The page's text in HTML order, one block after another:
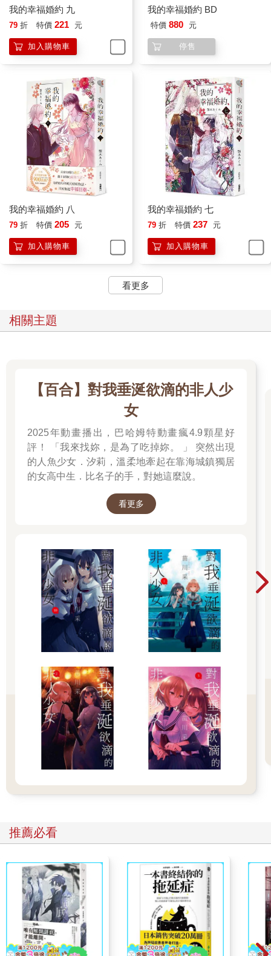
院子裡盛開著色彩鮮豔的夏季花卉。角落有對著太陽綻放的大朵
向日葵，沿著廊台擺放的數個盆栽，裡頭種的是藍色和紫色的牽
開心的斑斕色彩。
不過，實在是太熱了。用澆水壺替花草澆水後，土壤雖然會吸收
水分而變成較深的顏色，但沒多久又會變得乾燥。夏季的澆水量
真的難以拿捏。
（去年是怎麼做的呢……）
幾個月前，美世才剛冠上久堂這個夫姓。但這是她第二次在這個
家迎來夏季。
去年春天。
美世離開自己出生成長的齋森家，以嫁為人妻為目的來到這個
家。明明父母都是異能者，卻不具備任何異能的美世，在自己的
娘家飽受欺凌和排擠，最後像是被趕出家門那樣，在毫無選擇的
情況下被迫嫁給風評奇差的對象。
然而，在相遇相識後發現，不同於風評，他對待美世相當親切。
在那之後過了一年多，發生過各式各樣的事。和親生父親、繼
某個和親生母親關係匪淺的男人對峙。
美世茫然回想這一年來的點點滴滴，然後在內心苦笑。
事。那時的她，光是自己的問題都應付不完了。
（那是……？）
宛如從地面熱氣中衍生出來的蜃景，美世的視野中出現了幻影。
原本以為眼前變得一片白茫茫的美世，發現一段距離外佇立著兩
個模糊人影。
是誰呢？心中不自覺浮現這個疑問，美世定睛望去。
其中一個人影看起來貌似男性。他身穿夏季的輕薄衣物，一頭紮
起的直長髮從肩上垂落。沒錯──看起來就像美世深愛的夫婿久堂
清霞。
但那個身影就只是默默地佇立著，完全沒有望向美世。
至於站在旁邊的另一個人影──
景的異樣。
（那是……我？）
依偎在看似清霞的人影身旁的，是一名身穿和服的女性。美世不
可能看錯。因為她每天都在鏡子裡看到同一張臉。
背對著美世的兩個身影深情對望，緊緊倚靠彼此的身體。
為什麼？美世這麼想著。
她的夢境總是十分特別。因為擁有夢見之力的異能，美世能自在
進出、操控他人的夢境。夢見之力是極為強大的能力，若將其提
不過，倘若眼前景象是夢見之力讓美世做的白日夢，有個和以往
截然不同的關鍵之處。
（至今，我都沒有在夢中看到自己出現過呢。）
美世不曾在夢中以第三人的客觀角度看過自己。那些夢境，都是
以她本人或其他人的視角呈現，同時也都是她完全不曾涉及的場
她的心臟不安地抽動了一下。
背對著自己的一男一女的身影，其中一人──貌似美世的那一方緩
緩轉過頭來。
那張熟悉的面容露出平靜、卻也有些妖豔的笑容。
世緩緩蠕動抹上胭脂的唇瓣。
（什麼……？她在說什麼？）
美世試著專心解讀女子的唇語，但兩個身影隨即開始扭曲變形，
像水蒸氣那樣在空氣中融化、消散。
下個瞬間，周遭的聲響和熱氣全都跟著被喚醒。美世感覺到汗水
從太陽穴流淌下來。
剛才那究竟是什麼？美世不禁杵在原地半晌。
「美世。」
一雙有力的手臂從身後溫柔攬住美世，將她拉回現實。
從柳樹花樣的淡灰色和服中探出的白皙臂膀，有著能看出主人平
我的幸福婚約 九
79 折 特價 221 元
加入購物車
我的幸福婚約 BD
特價 880 元
停售
我的幸福婚約 八
79 折 特價 205 元
加入購物車
我的幸福婚約 七
79 折 特價 237 元
加入購物車
看更多
相關主題
【百合】對我垂涎欲滴的非人少
女
2025年動畫播出，巴哈姆特動畫瘋4.9顆星好
評！ 「我來找妳，是為了吃掉妳。 」 突然出現
的人魚少女．汐莉，溫柔地牽起在靠海城鎮獨居
的女高中生．比名子的手，對她這麼說。
看更多
推薦必看